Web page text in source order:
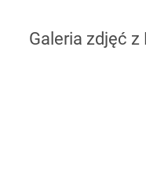
Galeria zdjęć z